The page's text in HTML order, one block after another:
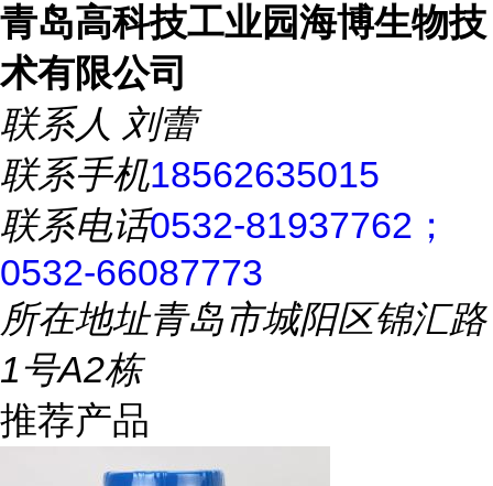
青岛高科技工业园海博生物技
术有限公司
联系人 刘蕾
联系手机18562635015
联系电话0532-81937762；
0532-66087773
所在地址青岛市城阳区锦汇路
1号A2栋
推荐产品